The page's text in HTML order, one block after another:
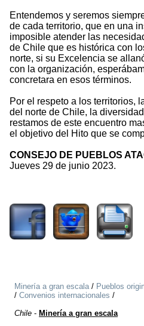
Entendemos y seremos
de cada territorio, que en una
imposible atender las
de Chile que es histórica con
norte, si su Excelencia se
con la organización,
concretara en esos términos.
Por el respeto a los territorios,
del norte de Chile, la
restamos de este encuentro
el objetivo del Hito que se
CONSEJO DE PUEBLOS
Jueves 29 de junio 2023.
Minería a gran escala/ Pueblos
/ Convenios internacionales /
Chile - Minería a gran escala